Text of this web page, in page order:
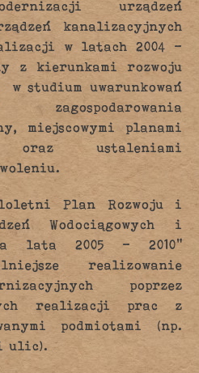
urządzeń
kanalizacyjnych
w latach 2004 –
z kierunkami rozwoju
studium uwarunkowań
miejscowymi planami
oraz ustaleniami
Plan Rozwoju i
Wodociągowych i
lata 2005 – 2010”
realizowanie
poprzez
realizacji prac z
podmiotami (np.
ulic).